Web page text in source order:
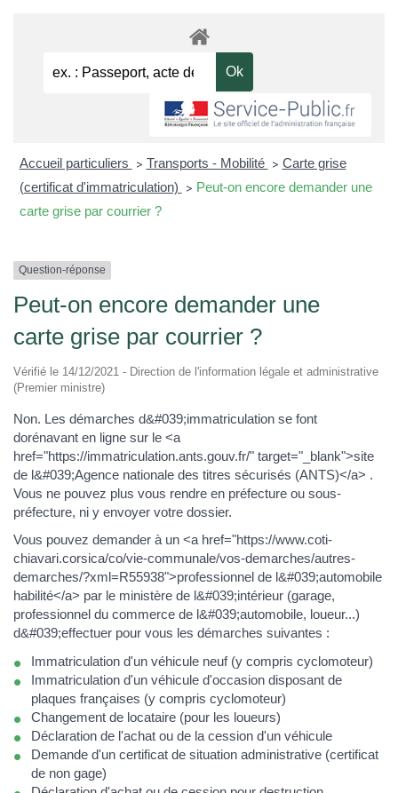
Accueil particuliers > Transports - Mobilité > Carte grise
(certificat d'immatriculation)
> Peut-on encore demander une
carte grise par courrier ?
Question-réponse
Peut-on encore demander une
carte grise par courrier ?
Vérifié le 14/12/2021 - Direction de l'information légale et administrative
(Premier ministre)
Non. Les démarches d&#039;immatriculation se font
dorénavant en ligne sur le <a
href="https://immatriculation.ants.gouv.fr/" target="_blank">site
de l&#039;Agence nationale des titres sécurisés (ANTS)</a> .
Vous ne pouvez plus vous rendre en préfecture ou sous-
préfecture, ni y envoyer votre dossier.
Vous pouvez demander à un <a href="https://www.coti-
chiavari.corsica/co/vie-communale/vos-demarches/autres-
demarches/?xml=R55938">professionnel de l&#039;automobile
habilité</a> par le ministère de l&#039;intérieur (garage,
professionnel du commerce de l&#039;automobile, loueur...)
d&#039;effectuer pour vous les démarches suivantes :
Immatriculation d'un véhicule neuf (y compris cyclomoteur)
Immatriculation d'un véhicule d'occasion disposant de
plaques françaises (y compris cyclomoteur)
Changement de locataire (pour les loueurs)
Déclaration de l'achat ou de la cession d'un véhicule
Demande d'un certificat de situation administrative (certificat
de non gage)